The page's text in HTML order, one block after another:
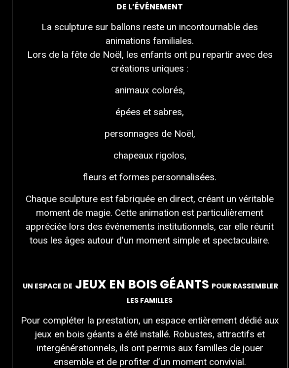
DE L’ÉVÉNEMENT
La sculpture sur ballons reste un incontournable des
animations familiales.
Lors de la fête de Noël, les enfants ont pu repartir avec des
créations uniques :
animaux colorés,
épées et sabres,
personnages de Noël,
chapeaux rigolos,
fleurs et formes personnalisées.
Chaque sculpture est fabriquée en direct, créant un véritable
moment de magie. Cette animation est particulièrement
appréciée lors des événements institutionnels, car elle réunit
tous les âges autour d’un moment simple et spectaculaire.
UN ESPACE DE JEUX EN BOIS GÉANTS POUR RASSEMBLER
LES FAMILLES
Pour compléter la prestation, un espace entièrement dédié aux
jeux en bois géants a été installé. Robustes, attractifs et
intergénérationnels, ils ont permis aux familles de jouer
ensemble et de profiter d’un moment convivial.